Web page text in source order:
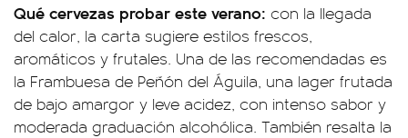
Qué cervezas probar este verano: con la llegada
del calor, la carta sugiere estilos frescos,
aromáticos y frutales. Una de las recomendadas es
la Frambuesa de Peñón del Águila, una lager frutada
de bajo amargor y leve acidez, con intenso sabor y
moderada graduación alcohólica. También resalta la